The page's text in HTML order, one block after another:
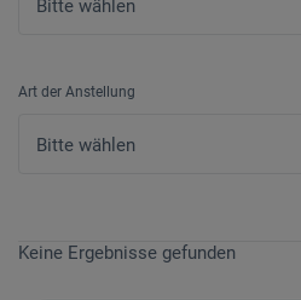
Art der Anstellung
Keine Ergebnisse gefunden